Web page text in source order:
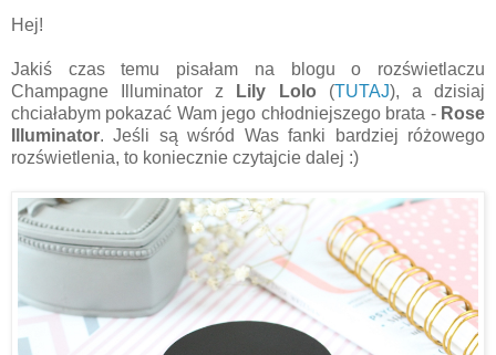
Hej!
Jakiś czas temu pisałam na blogu o rozświetlaczu
Champagne Illuminator z
Lily Lolo (TUTAJ), a dzisiaj
chciałabym pokazać Wam jego chłodniejszego brata - Rose
Illuminator. Jeśli są wśród Was fanki bardziej różowego
rozświetlenia, to koniecznie czytajcie dalej :)